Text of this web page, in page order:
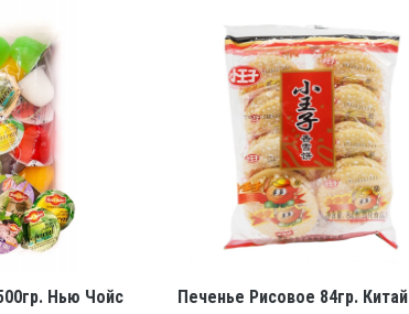
Нью Чойс
Печенье Рисовое 84гр. Китай